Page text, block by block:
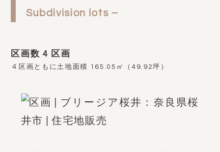
Subdivision lots –
区画数 4 区画
４区画ともに土地面積 165.05㎡（49.92坪）